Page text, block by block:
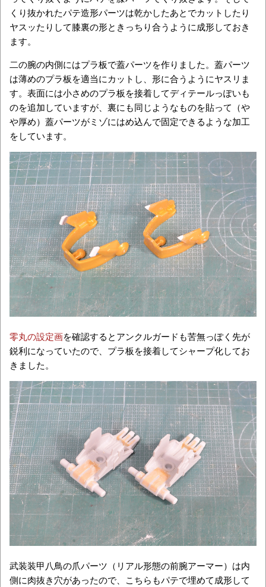
くり抜かれたパテ造形パーツは乾かしたあとでカットしたり
ヤスッたりして膝裏の形ときっちり合うように成形しておき
ます。
二の腕の内側にはプラ板で蓋パーツを作りました。蓋パーツ
は薄めのプラ板を適当にカットし、形に合うようにヤスリま
す。表面には小さめのプラ板を接着してディテールっぽいも
のを追加していますが、裏にも同じようなものを貼って（や
や厚め）蓋パーツがミゾにはめ込んで固定できるような加工
をしています。
零丸の設定画を確認するとアンクルガードも苦無っぽく先が
鋭利になっていたので、プラ板を接着してシャープ化してお
きました。
武装装甲八鳥の爪パーツ（リアル形態の前腕アーマー）は内
側に肉抜き穴があったので、こちらもパテで埋めて成形して